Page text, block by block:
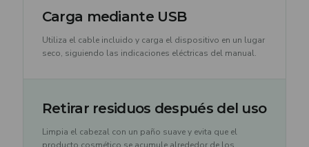
Carga mediante USB
Utiliza el cable incluido y carga el dispositivo en un lugar
seco, siguiendo las indicaciones eléctricas del manual.
Retirar residuos después del uso
Limpia el cabezal con un paño suave y evita que el